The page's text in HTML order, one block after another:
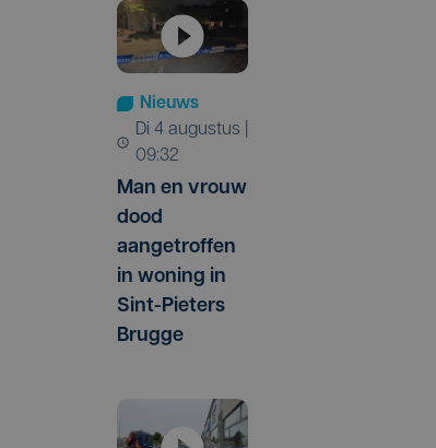
Nieuws
di 4 augustus |
09:32
Man en vrouw
dood
aangetroffen
in woning in
Sint-Pieters
Brugge